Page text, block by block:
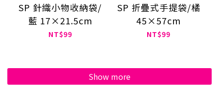
SP 針織小物收納袋/
藍 17×21.5cm
NT$99
SP 折疊式手提袋/橘
45×57cm
NT$99
Show more